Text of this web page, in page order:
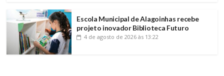
Escola Municipal de Alagoinhas recebe
projeto inovador Biblioteca Futuro
4 de agosto de 2026 às 13:22